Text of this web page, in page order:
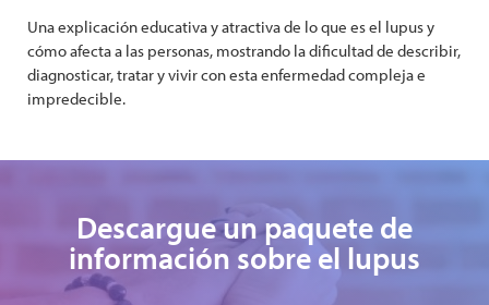
Una explicación educativa y atractiva de lo que es el lupus y
cómo afecta a las personas, mostrando la dificultad de describir,
diagnosticar, tratar y vivir con esta enfermedad compleja e
impredecible.
Descargue un paquete de
información sobre el lupus